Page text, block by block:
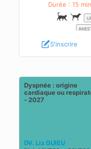
Durée : 15 min
S'inscrire
Dyspnée : origine
cardiaque ou
- 2027
DV. Liz GUIEU